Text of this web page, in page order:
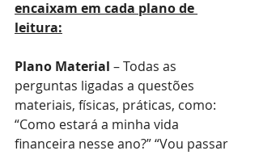
encaixam em cada plano de
leitura:
Plano Material – Todas as
perguntas ligadas a questões
materiais, físicas, práticas, como:
“Como estará a minha vida
financeira nesse ano?” “Vou passar